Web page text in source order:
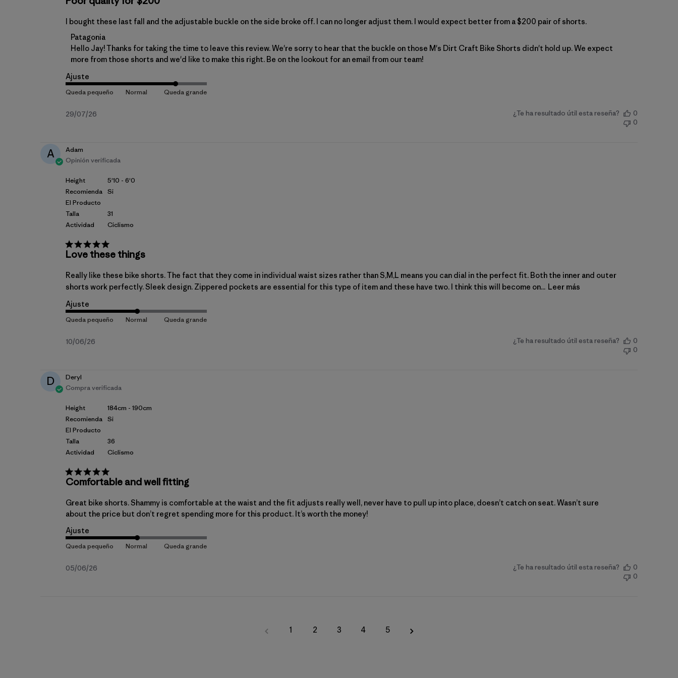
I bought these last fall and the adjustable buckle on the side broke off. I can no longer adjust them. I would expect better from a $200 pair of shorts.
Comentarios del propietario de la tienda sobre la revisión realizada por Patagonia sobre Mon Aug 03 2026
Patagonia
Hello Jay! Thanks for taking the time to leave this review. We're sorry to hear that the buckle on those M's Dirt Craft Bike Shorts didn't hold up. We expect
more from those shorts and we'd like to make this right. Be on the lookout for an email from our team!
Ajuste
29/07/26 ¿Te ha resultado útil esta reseña?
0
0
A
Adam
Opinión verificada
Height
Recomienda
El Producto
Talla
Actividad
5'10 - 6'0
Si
31
Ciclismo
Love these things
Really like these bike shorts. The fact that they come in individual waist sizes rather than S,M,L means you can dial in the perfect fit. Both the inner and outer
shorts work perfectly. Sleek design. Zippered pockets are essential for this type of item and these have two. I think this will become on... Leer más
Ajuste
10/06/26 ¿Te ha resultado útil esta reseña?
0
0
D
Deryl
Compra verificada
Height
Recomienda
El Producto
Talla
Actividad
184cm - 190cm
Si
36
Ciclismo
Comfortable and well fitting
Great bike shorts. Shammy is comfortable at the waist and the fit adjusts really well, never have to pull up into place, doesn’t catch on seat. Wasn’t sure
about the price but don’t regret spending more for this product. It’s worth the money!
Ajuste
05/06/26 ¿Te ha resultado útil esta reseña?
0
0
1 2 3 4 5